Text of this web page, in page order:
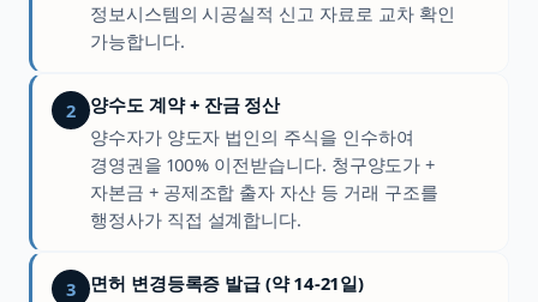
정보시스템의 시공실적 신고 자료로 교차 확인
가능합니다.
2
양수도 계약 + 잔금 정산
양수자가 양도자 법인의 주식을 인수하여
경영권을 100% 이전받습니다. 청구양도가 +
자본금 + 공제조합 출자 자산 등 거래 구조를
행정사가 직접 설계합니다.
3
면허 변경등록증 발급 (약 14-21일)